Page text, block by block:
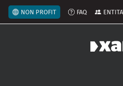
Menú del compte
NON PROFIT FAQ